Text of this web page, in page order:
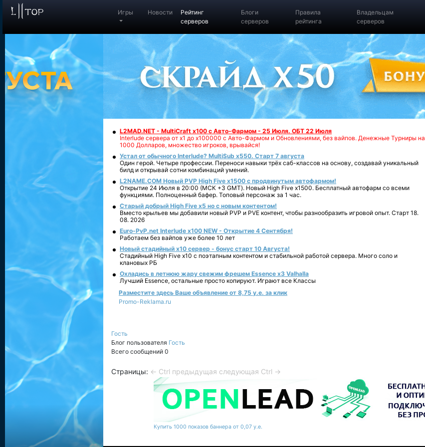
Игры Новости
Рейтинг
серверов
Блоги
серверов
Правила
рейтинга
Владельцам
серверов
L2MAD.NET - MultiCraft x100 с Авто-Фармом - 25 Июля. ОБТ 22 Июля
Interlude сервера от х1 до х100000 с Авто-Фармом и Обновлениями, без вайпов. Денежные Турниры на
1000 Долларов, множество игроков, врывайся!
Устал от обычного Interlude? MultiSub x550. Старт 7 августа
Один герой. Четыре профессии. Переноси навыки трёх саб-классов на основу, создавай уникальный
билд и открывай сотни комбинаций умений.
L2NAME.COM Новый PVP High Five x1500 с продвинутым автофармом!
Открытие 24 Июля в 20:00 (МСК +3 GMT). Новый High Five x1500. Бесплатный автофарм со всеми
функциями. Полноценный бафер. Топовый персонаж за 1 час.
Старый добрый High Five x5 но с новым контентом!
Вместо крыльев мы добавили новый PVP и PVE контент, чтобы разнообразить игровой опыт. Старт 18.
08. 2026
Euro-PvP.net Interlude х100 NEW - Открытие 4 Сентября!
Работаем без вайпов уже более 10 лет
Новый стадийный х10 сервер - бонус старт 10 Августа!
Стадийный High Five x10 с поэтапным контентом и стабильной работой сервера. Много соло и
клановых РБ
Охладись в летнюю жару свежим фрешем Essence x3 Valhalla
Лучший Essence, остальные просто копируют. Играют все Классы
Разместите здесь Ваше объявление от 8,75 у.е. за клик
Promo-Reklama.ru
Гость
Блог пользователя Гость
Всего сообщений 0
Страницы: ← Ctrl предыдущая следующая Ctrl →
Купить 1000 показов баннера от 0,07 у.е.